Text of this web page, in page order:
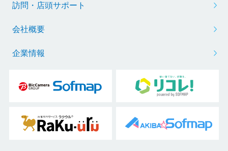
訪問・店頭サポート
会社概要
企業情報